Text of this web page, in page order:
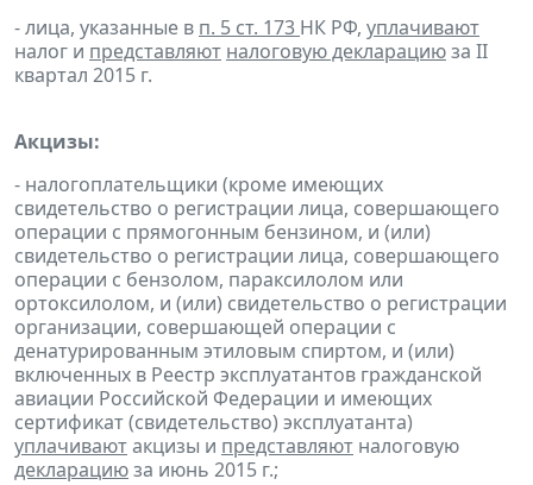
- лица, указанные в п. 5 ст. 173 НК РФ, уплачивают
налог и представляют налоговую декларациюза II
квартал 2015 г.
Акцизы:
- налогоплательщики (кроме имеющих
свидетельство о регистрации лица, совершающего
операции с прямогонным бензином, и (или)
свидетельство о регистрации лица, совершающего
операции с бензолом, параксилолом или
ортоксилолом, и (или) свидетельство о регистрации
организации, совершающей операции с
денатурированным этиловым спиртом, и (или)
включенных в Реестр эксплуатантов гражданской
авиации Российской Федерации и имеющих
сертификат (свидетельство) эксплуатанта)
уплачиваютакцизы и представляют налоговую
декларациюза июнь 2015 г.;